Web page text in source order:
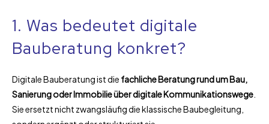
1. Was bedeutet digitale
Bauberatung konkret?
Digitale Bauberatung ist die fachliche Beratung rund um Bau,
Sanierung oder Immobilie über digitale Kommunikationswege
Sie ersetzt nicht zwangsläufig die klassische Baubegleitung,